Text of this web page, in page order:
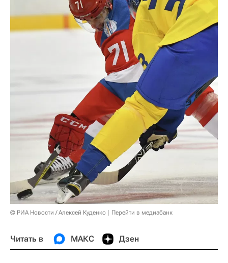
© РИА Новости / Алексей Куденко Перейти в медиабанк
Читать в МАКС Дзен